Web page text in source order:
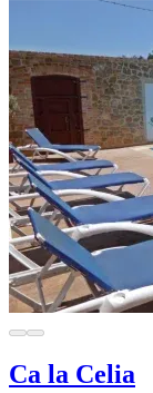
Ca la Celia